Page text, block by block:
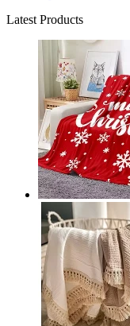
Latest Products